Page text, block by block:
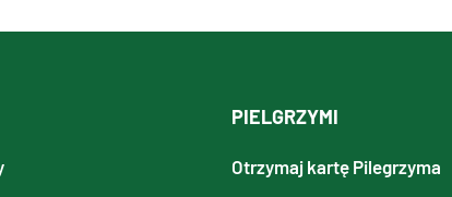
PIELGRZYMI
Otrzymaj kartę Pilegrzyma